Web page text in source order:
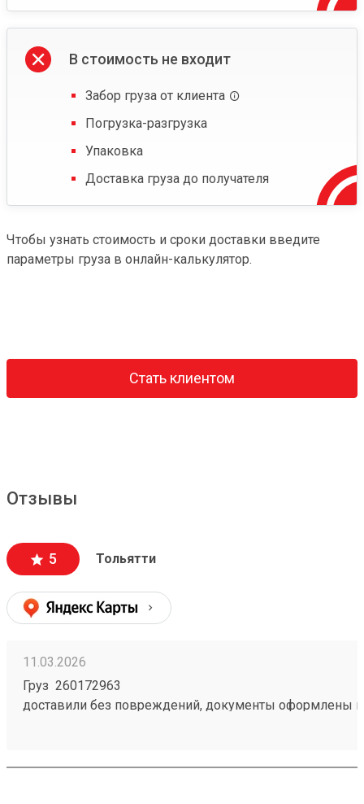
В стоимость не входит
Забор груза от клиента
Погрузка-разгрузка
Упаковка
Доставка груза до получателя
Чтобы узнать стоимость и сроки доставки введите
параметры груза в онлайн-калькулятор.
Стать клиентом
Отзывы
5 Тольятти
11.03.2026
Груз 260172963
доставили без повреждений, документы оформлены